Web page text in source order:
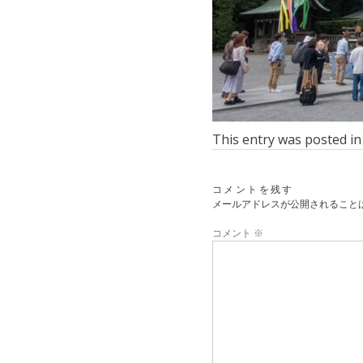
This entry was posted
コメントを残す
メールアドレスが公開されること
コメント ※